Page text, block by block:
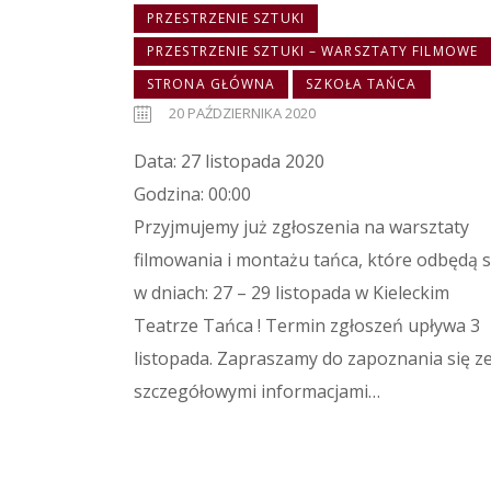
PRZESTRZENIE SZTUKI
PRZESTRZENIE SZTUKI – WARSZTATY FILMOWE
STRONA GŁÓWNA
SZKOŁA TAŃCA
20 PAŹDZIERNIKA 2020
Data: 27 listopada 2020
Godzina: 00:00
Przyjmujemy już zgłoszenia na warsztaty
filmowania i montażu tańca, które odbędą
w dniach: 27 – 29 listopada w Kieleckim
Teatrze Tańca ! Termin zgłoszeń upływa 3
listopada. Zapraszamy do zapoznania się
szczegółowymi informacjami…